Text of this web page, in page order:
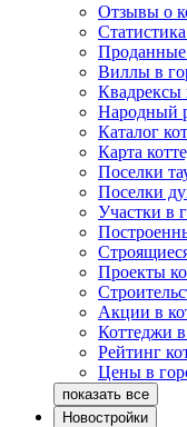
Отзывы о
Проданные
Виллы в
Квадрексы
Народный
Каталог
Карта
Поселки
Поселки
Участки в
Проекты
Акции в
Коттеджи
Рейтинг
Цены в
Новостройки